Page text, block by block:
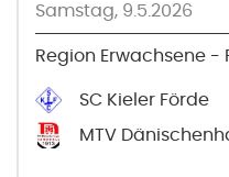
Samstag, 9.5.2026
Region Erwachsene -
SC Kieler Förde
MTV